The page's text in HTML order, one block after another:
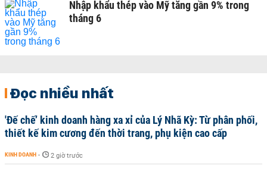
Nhập khẩu thép vào Mỹ tăng gần 9% trong
tháng 6
Đọc nhiều nhất
'Đế chế’ kinh doanh hàng xa xỉ của Lý Nhã Kỳ: Từ phân phối,
thiết kế kim cương đến thời trang, phụ kiện cao cấp
KINH DOANH - 2 giờ trước